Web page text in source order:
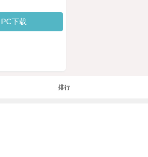
PC下载
排行